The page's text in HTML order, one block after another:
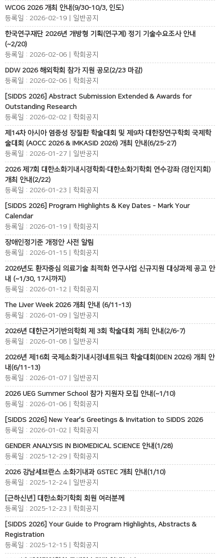
WCOG 2026 개최 안내(9/30-10/3, 인도)
등록일 : 2026-02-19 | 일반공지
한국연구재단 2026년 개방형 기획(연구계) 정기 기술수요조사 안내
(~2/20)
등록일 : 2026-02-06 | 학회공지
DDW 2026 해외학회 참가 지원 공모(2/23 마감)
등록일 : 2026-02-06 | 학회공지
[SIDDS 2026] Abstract Submission Extended & Awards for
Outstanding Research
등록일 : 2026-02-02 | 학회공지
제14차 아시아 염증성 장질환 학술대회 및 제9차 대한장연구학회 국제학
술대회 (AOCC 2026 & IMKASID 2026) 개최 안내(6/25-27)
등록일 : 2026-01-27 | 일반공지
2026 제7회 대한소화기내시경학회∙대한소화기학회 연수강좌 (경인지회)
개최 안내(2/22)
등록일 : 2026-01-23 | 학회공지
[SIDDS 2026] Program Highlights & Key Dates - Mark Your
Calendar
등록일 : 2026-01-19 | 학회공지
장애인정기준 개정안 사전 알림
등록일 : 2026-01-15 | 학회공지
2026년도 환자중심 의료기술 최적화 연구사업 신규지원 대상과제 공고 안
내 (~1/30, 17시까지)
등록일 : 2026-01-12 | 학회공지
The Liver Week 2026 개최 안내 (6/11-13)
등록일 : 2026-01-09 | 일반공지
2026년 대한근거기반의학회 제 3회 학술대회 개최 안내(2/6-7)
등록일 : 2026-01-08 | 일반공지
2026년 제16회 국제소화기내시경네트워크 학술대회(IDEN 2026) 개최 안
내(6/11-13)
등록일 : 2026-01-07 | 일반공지
2026 UEG Summer School 참가 지원자 모집 안내(~1/10)
등록일 : 2026-01-06 | 학회공지
[SIDDS 2026] New Year’s Greetings & Invitation to SIDDS 2026
등록일 : 2026-01-02 | 학회공지
GENDER ANALYSIS IN BIOMEDICAL SCIENCE 안내(1/28)
등록일 : 2025-12-29 | 학회공지
2026 강남세브란스 소화기내과 GSTEC 개최 안내(1/10)
등록일 : 2025-12-24 | 일반공지
[근하신년] 대한소화기학회 회원 여러분께
등록일 : 2025-12-23 | 학회공지
[SIDDS 2026] Your Guide to Program Highlights, Abstracts &
Registration
등록일 : 2025-12-15 | 학회공지